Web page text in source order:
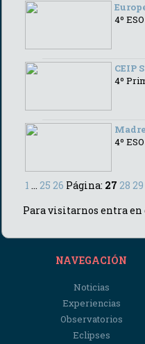
4º
CEIP
4º
4º
1 ... 25 26 Página: 27 28 29
Para visitarnos entra en
NAVEGACIÓN
Noticias
Experiencias
Observatorios
Eclipses